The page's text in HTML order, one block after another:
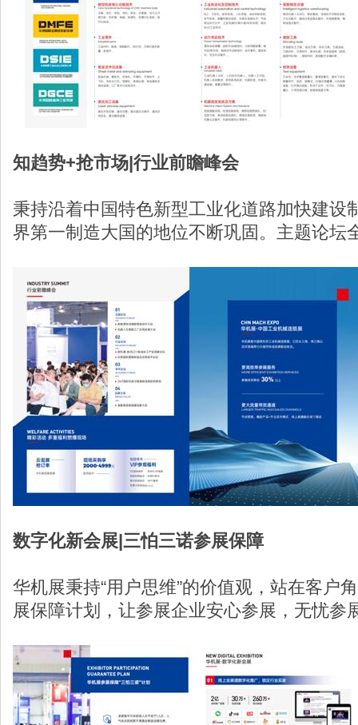
知趋势+抢市场|行业前瞻峰会
秉持沿着中国特色新型工业化道路加快建设
界第一制造大国的地位不断巩固。主题论坛
数字化新会展|三怕三诺参展保障
华机展秉持“用户思维”的价值观，站在客户
展保障计划，让参展企业安心参展，无忧参